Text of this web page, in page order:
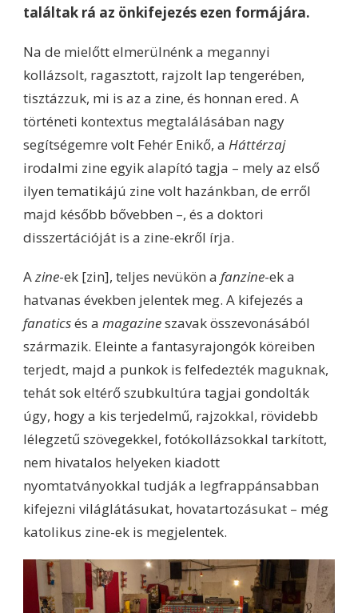
találtak rá az önkifejezés ezen formájára.
Na de mielőtt elmerülnénk a megannyi
kollázsolt, ragasztott, rajzolt lap tengerében,
tisztázzuk, mi is az a zine, és honnan ered. A
történeti kontextus megtalálásában nagy
segítségemre volt Fehér Enikő, a Háttérzaj
irodalmi zine egyik alapító tagja – mely az első
ilyen tematikájú zine volt hazánkban, de erről
majd később bővebben –, és a doktori
disszertációját is a zine-ekről írja.
Azine-ek [zin], teljes nevükön a fanzine-ek a
hatvanas években jelentek meg. A kifejezés a
fanaticsés a magazineszavak összevonásából
származik. Eleinte a fantasyrajongók köreiben
terjedt, majd a punkok is felfedezték maguknak,
tehát sok eltérő szubkultúra tagjai gondolták
úgy, hogy a kis terjedelmű, rajzokkal, rövidebb
lélegzetű szövegekkel, fotókollázsokkal tarkított,
nem hivatalos helyeken kiadott
nyomtatványokkal tudják a legfrappánsabban
kifejezni világlátásukat, hovatartozásukat – még
katolikus zine-ek is megjelentek.